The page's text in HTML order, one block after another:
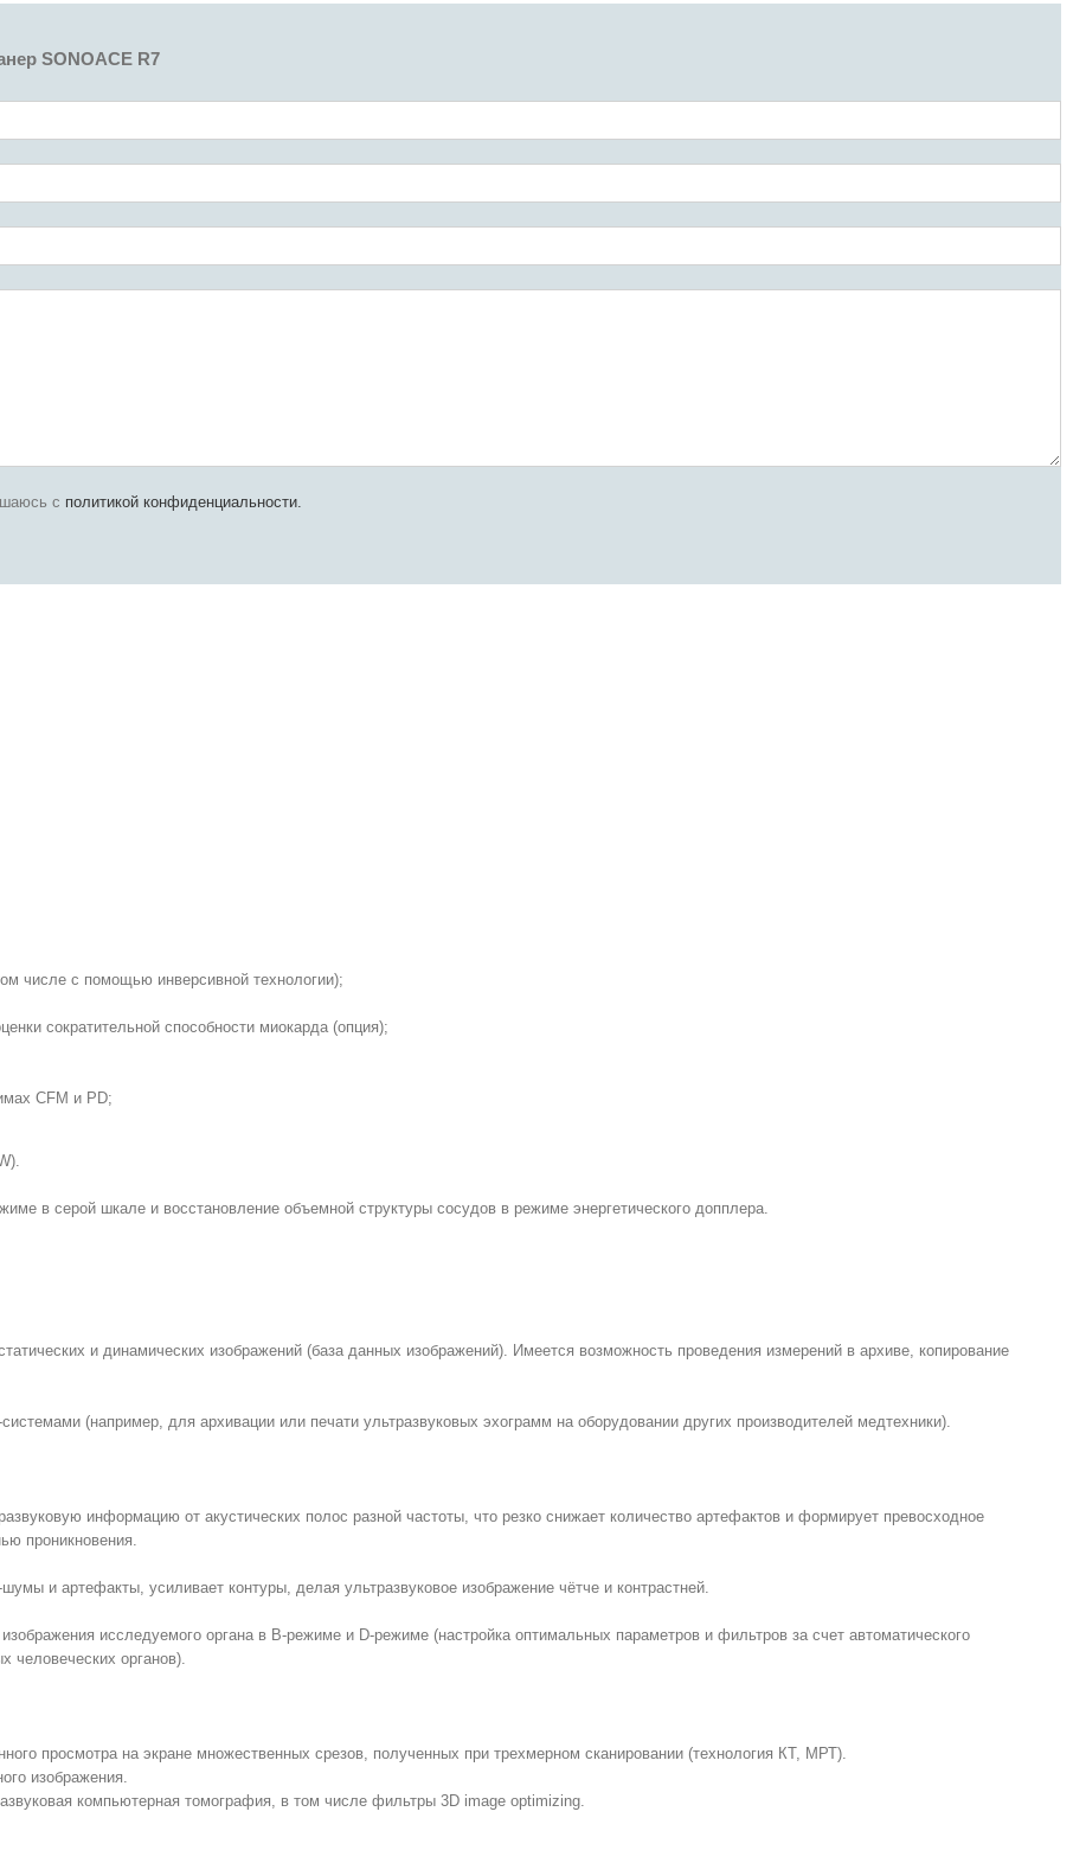
SONOACE R7
с политикой конфиденциальности.
числе с помощью инверсивной технологии);
сократительной способности миокарда (опция);
CFM и PD;
в серой шкале и восстановление объемной структуры сосудов в режиме энергетического допплера.
и динамических изображений (база данных изображений). Имеется возможность проведения измерений в архиве, копирование
(например, для архивации или печати ультразвуковых эхограмм на оборудовании других производителей медтехники).
информацию от акустических полос разной частоты, что резко снижает количество артефактов и формирует превосходное
проникновения.
и артефакты, усиливает контуры, делая ультразвуковое изображение чётче и контрастней.
исследуемого органа в B-режиме и D-режиме (настройка оптимальных параметров и фильтров за счет автоматического
человеческих органов).
просмотра на экране множественных срезов, полученных при трехмерном сканировании (технология КТ, МРТ).
изображения.
компьютерная томография, в том числе фильтры 3D image optimizing.